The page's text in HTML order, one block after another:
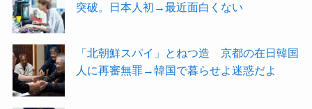
突破。日本人初→最近面白くない
「北朝鮮スパイ」とねつ造 京都の在日韓国
人に再審無罪→韓国で暮らせよ迷惑だよ